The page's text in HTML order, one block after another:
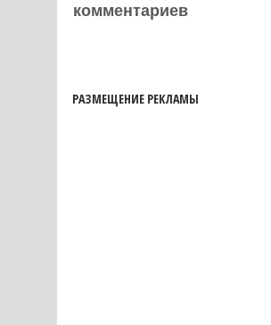
комментариев
РАЗМЕЩЕНИЕ РЕКЛАМЫ